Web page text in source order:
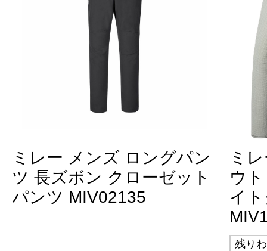
ミレー メンズ ロングパン
ツ 長ズボン クローゼット
パンツ MIV02135
ミ
ウ
イ
残り